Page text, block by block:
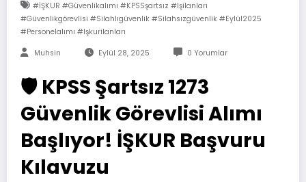
#İŞKUR #güvenlikalımı #KPSSşartsız #işilanları
#güvenlikgörevlisi #silahlıgüvenlik #silahsızgüvenlik #Eylül2025
#personelalımı #işkurilanları
Muhsin Eylül 28, 2025 0 Yorumlar
🛡️ KPSS Şartsız 1273
Güvenlik Görevlisi Alımı
Başlıyor! İŞKUR Başvuru
Kılavuzu